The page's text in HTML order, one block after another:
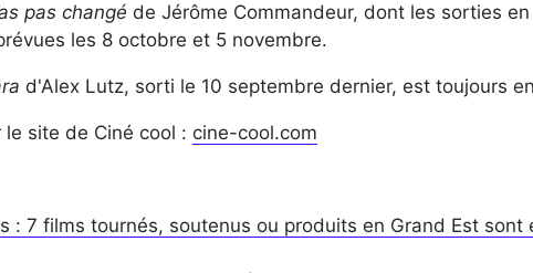
pas changé de Jérôme Commandeur, dont les sorties
les 8 octobre et 5 novembre.
d'Alex Lutz, sorti le 10 septembre dernier, est toujours
site de Ciné cool : cine-cool.com
: 7 films tournés, soutenus ou produits en Grand Est sont